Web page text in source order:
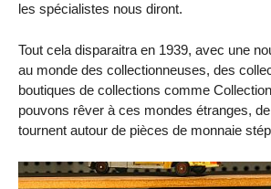
les spécialistes nous diront.
Tout cela disparaitra en 1939, avec une
au monde des collectionneuses, des
boutiques de collections comme
pouvons rêver à ces mondes étranges,
tournent autour de pièces de monnaie